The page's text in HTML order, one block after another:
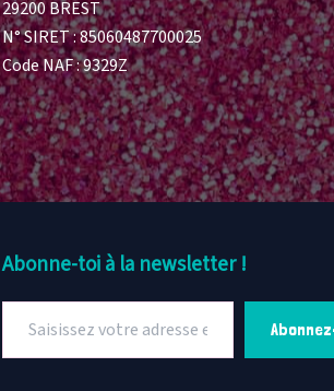
29200 BREST
N° SIRET : 85060487700025
Code NAF : 9329Z
Abonne-toi à la newsletter !
votre
adresse